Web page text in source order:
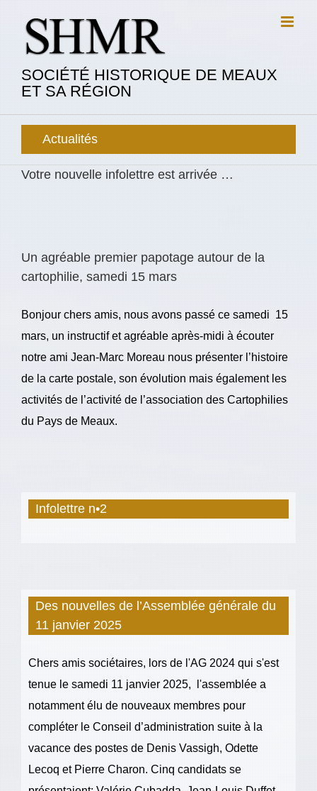
contenu
SOCIÉTÉ HISTORIQUE DE MEAUX
ET SA RÉGION
Actualités
Votre nouvelle infolettre est arrivée …
Un agréable premier papotage autour de la
cartophilie, samedi 15 mars
Bonjour chers amis, nous avons passé ce samedi 15
mars, un instructif et agréable après-midi à écouter
notre ami Jean-Marc Moreau nous présenter l’histoire
de la carte postale, son évolution mais également les
activités de l’activité de l’association des Cartophilies
du Pays de Meaux.
Infolettre n•2
Des nouvelles de l’Assemblée générale du
11 janvier 2025
Chers amis sociétaires, lors de l'AG 2024 qui s'est
tenue le samedi 11 janvier 2025, l'assemblée a
notamment élu de nouveaux membres pour
compléter le Conseil d’administration suite à la
vacance des postes de Denis Vassigh, Odette
Lecoq et Pierre Charon. Cinq candidats se